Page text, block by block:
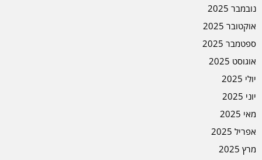
נובמבר 2025
אוקטובר 2025
ספטמבר 2025
אוגוסט 2025
יולי 2025
יוני 2025
מאי 2025
אפריל 2025
מרץ 2025